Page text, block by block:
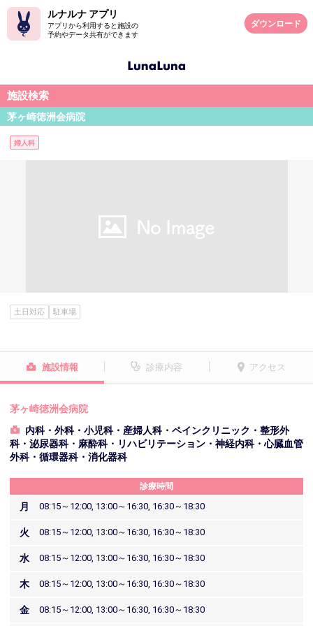
ルナルナ アプリ
アプリから利用すると施設の
予約やデータ共有ができます
ダウンロード
施設検索
茅ヶ崎徳洲会病院
婦人科
土日対応 駐車場
施設情報 診療内容 アクセス
茅ヶ崎徳洲会病院
内科・外科・小児科・産婦人科・ペインクリニック・整形外
科・泌尿器科・麻酔科・リハビリテーション・神経内科・心臓血管
外科・循環器科・消化器科
診療時間
月 08:15～12:00, 13:00～16:30, 16:30～18:30
火 08:15～12:00, 13:00～16:30, 16:30～18:30
水 08:15～12:00, 13:00～16:30, 16:30～18:30
木 08:15～12:00, 13:00～16:30, 16:30～18:30
金 08:15～12:00, 13:00～16:30, 16:30～18:30